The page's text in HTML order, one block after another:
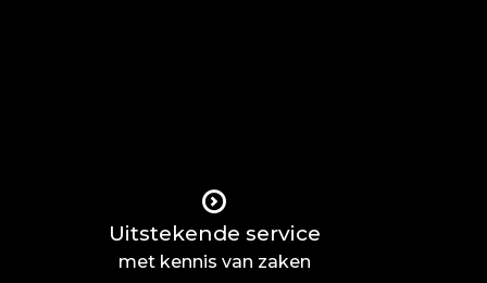
Uitstekende service
met kennis van zaken